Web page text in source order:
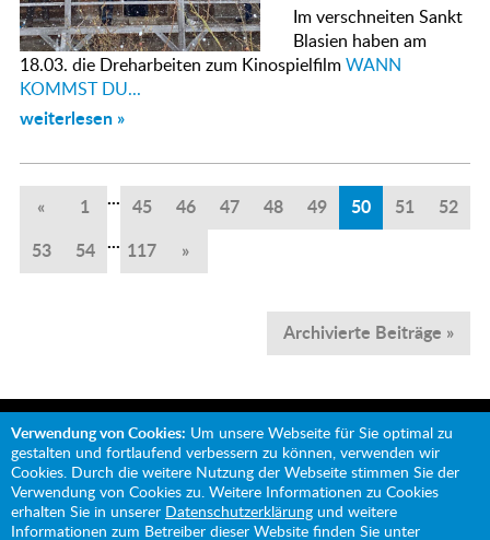
Im verschneiten Sankt
Blasien haben am
18.03. die Dreharbeiten zum KinospielfilmWANN
KOMMST DU...
weiterlesen »
« 1 ... 45 46 47 48 49 50 51
52
53
54 ... 117 »
Archivierte Beiträge »
Mit Unterstützung von:
Verwendung von Cookies: Um unsere Webseite für Sie optimal zu
gestalten und fortlaufend verbessern zu können, verwenden wir
Cookies. Durch die weitere Nutzung der Webseite stimmen Sie der
Verwendung von Cookies zu. Weitere Informationen zu Cookies
erhalten Sie in unserer Datenschutzerklärung und weitere
Informationen zum Betreiber dieser Website finden Sie unter